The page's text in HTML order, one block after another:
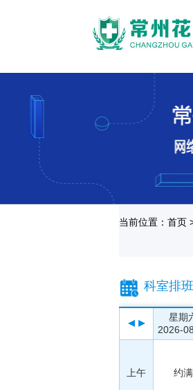
当前位置：首页
科室排
星期
2026-
上午 约满